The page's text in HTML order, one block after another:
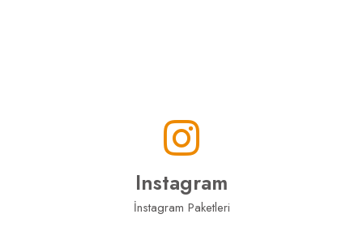
Instagram
İnstagram Paketleri